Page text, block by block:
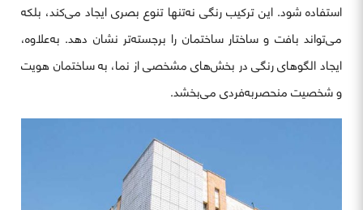
استفاده شود. این ترکیب رنگی نه‌تنها تنوع بصری ایجاد می‌کند، بلکه
می‌تواند بافت و ساختار ساختمان را برجسته‌تر نشان دهد. به‌علاوه،
ایجاد الگوهای رنگی در بخش‌های مشخصی از نما، به ساختمان هویت
و شخصیت منحصربه‌فردی می‌بخشد.